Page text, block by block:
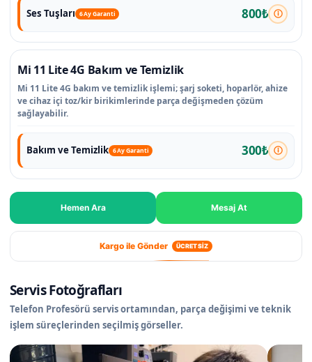
Ses Tuşları 6 Ay Garanti 800₺
Mi 11 Lite 4G Bakım ve Temizlik
Mi 11 Lite 4G bakım ve temizlik işlemi; şarj soketi, hoparlör, ahize
ve cihaz içi toz/kir birikimlerinde parça değişmeden çözüm
sağlayabilir.
Bakım ve Temizlik 6 Ay Garanti 300₺
Hemen Ara Mesaj At
Kargo ile Gönder ÜCRETSİZ
Servis Fotoğrafları
Telefon Profesörü servis ortamından, parça değişimi ve teknik
işlem süreçlerinden seçilmiş görseller.